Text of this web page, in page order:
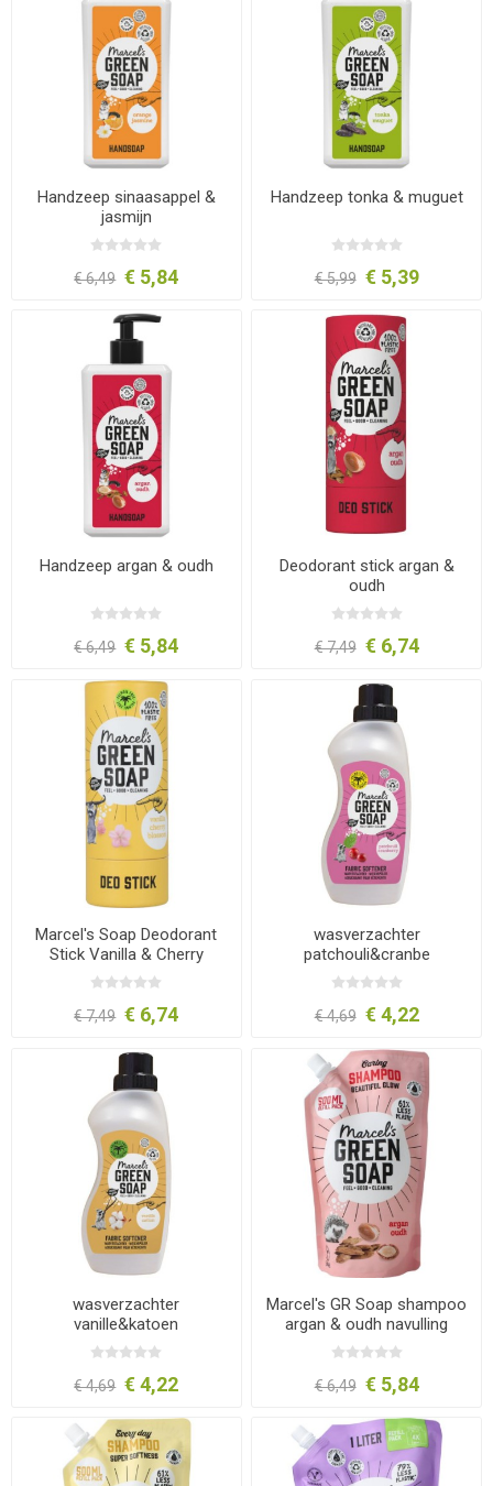
Handzeep sinaasappel &
jasmijn
€ 6,49 € 5,84
Handzeep tonka & muguet
€ 5,99 € 5,39
Handzeep argan & oudh
€ 6,49 € 5,84
Deodorant stick argan &
oudh
€ 7,49 € 6,74
Marcel's Soap Deodorant
Stick Vanilla & Cherry
Blossom 40 gram
€ 7,49 € 6,74
wasverzachter
patchouli&cranbe
€ 4,69 € 4,22
wasverzachter
vanille&katoen
€ 4,69 € 4,22
Marcel's GR Soap shampoo
argan & oudh navulling
500ml
€ 6,49 € 5,84